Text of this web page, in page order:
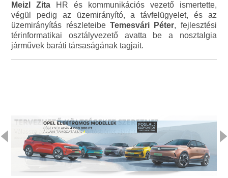
Meizl Zita HR és kommunikációs vezető ismertette,
végül pedig az üzemirányító, a távfelügyelet, és az
üzemirányítás részleteibe Temesvári Péter, fejlesztési
térinformatikai osztályvezető avatta be a nosztalgia
járművek baráti társaságának tagjait.